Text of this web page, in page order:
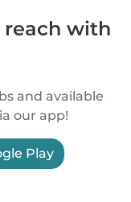
reach with
and available
our app!
Play